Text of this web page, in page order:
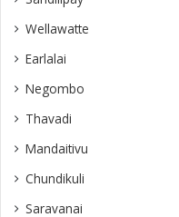
Wellawatte
Earlalai
Negombo
Thavadi
Mandaitivu
Chundikuli
Saravanai